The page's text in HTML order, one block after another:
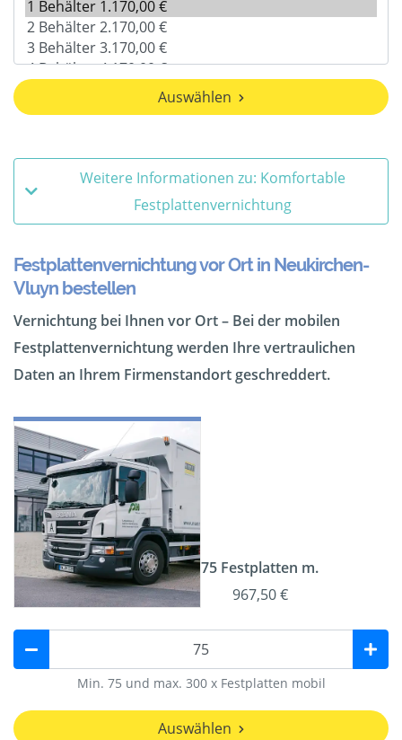
Auswählen
Weitere Informationen zu: Komfortable
Festplattenvernichtung
Festplattenvernichtung vor Ort in Neukirchen-
Vluyn bestellen
Vernichtung bei Ihnen vor Ort – Bei der mobilen
Festplattenvernichtung werden Ihre vertraulichen
Daten an Ihrem Firmenstandort geschreddert.
75 Festplatten m.
967,50 €
Min. 75 und max. 300 x Festplatten mobil
Auswählen